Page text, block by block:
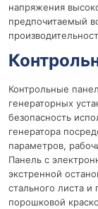
напряжения
предпочитаемый
Контрольные
генераторных
безопасность
генератора
параметров,
Панель с
экстренной
стального листа и
порошковой